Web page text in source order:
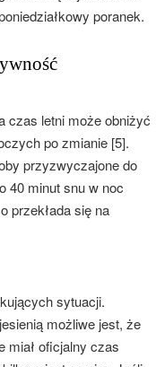
poranek.
czas letni może obniżyć
po zmianie [5].
przyzwyczajone do
40 minut snu w noc
przekłada się na
sytuacji.
możliwe jest, że
miał oficjalny czas